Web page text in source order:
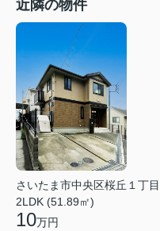
近隣の物件
さいたま市中央区桜丘１丁目
2LDK (51.89㎡)
10万円